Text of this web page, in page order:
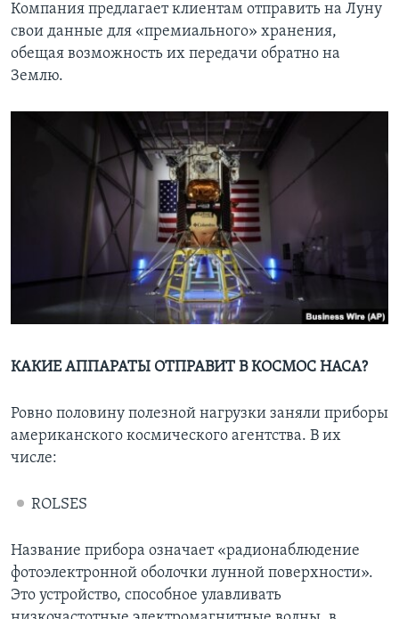
Компания предлагает клиентам отправить на Луну
свои данные для «премиального» хранения,
обещая возможность их передачи обратно на
Землю.
КАКИЕ АППАРАТЫ ОТПРАВИТ В КОСМОС НАСА?
Ровно половину полезной нагрузки заняли приборы
американского космического агентства. В их
числе:
ROLSES
Название прибора означает «радионаблюдение
фотоэлектронной оболочки лунной поверхности».
Это устройство, способное улавливать